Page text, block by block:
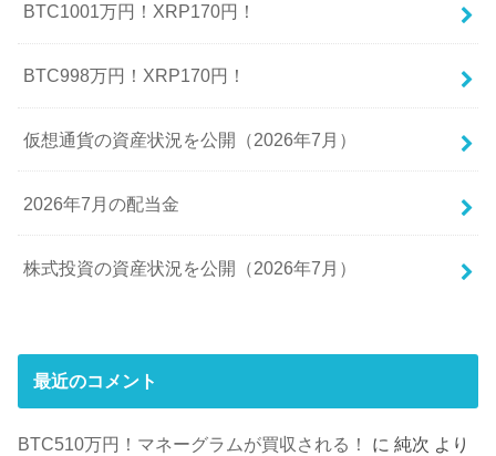
BTC1001万円！XRP170円！
BTC998万円！XRP170円！
仮想通貨の資産状況を公開（2026年7月）
2026年7月の配当金
株式投資の資産状況を公開（2026年7月）
最近のコメント
BTC510万円！マネーグラムが買収される！ に純次 より